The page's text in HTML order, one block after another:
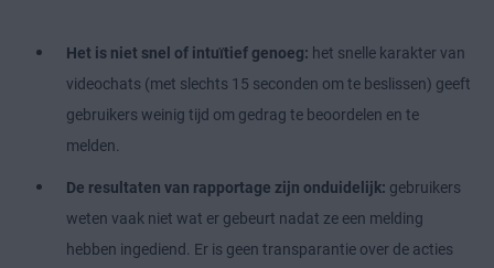
Het is niet snel of intuïtief genoeg: het snelle karakter van
videochats (met slechts 15 seconden om te beslissen) geeft
gebruikers weinig tijd om gedrag te beoordelen en te
melden.
De resultaten van rapportage zijn onduidelijk: gebruikers
weten vaak niet wat er gebeurt nadat ze een melding
hebben ingediend. Er is geen transparantie over de acties